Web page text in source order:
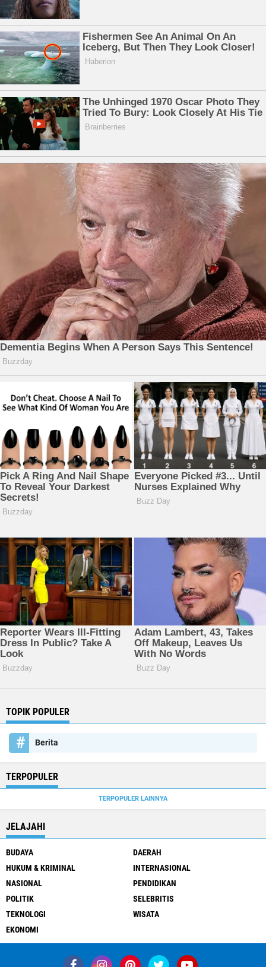
TOPIK POPULER
Berita
TERPOPULER
TERPOPULER LAINNYA
JELAJAHI
BUDAYA
DAERAH
HUKUM & KRIMINAL
INTERNASIONAL
NASIONAL
PENDIDIKAN
POLITIK
SELEBRITIS
TEKNOLOGI
WISATA
EKONOMI